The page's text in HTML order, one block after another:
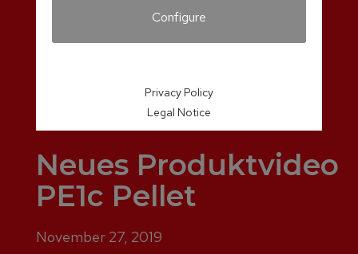
Neues Produktvideo
PE1c Pellet
November 27, 2019
Configure
Privacy Policy
Legal Notice